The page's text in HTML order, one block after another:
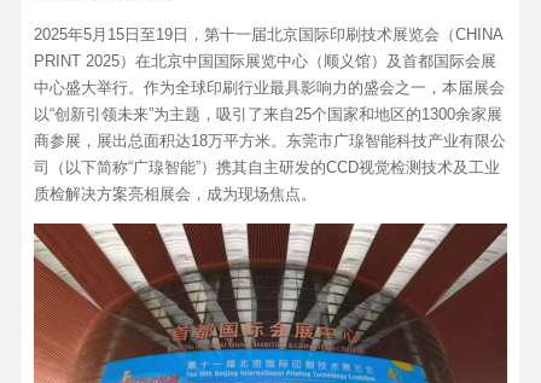
2025年5月15日至19日，第十一届北京国际印刷技术展览会（CHINA
PRINT 2025）在北京中国国际展览中心（顺义馆）及首都国际会展
中心盛大举行。作为全球印刷行业最具影响力的盛会之一，本届展会
以“创新引领未来”为主题，吸引了来自25个国家和地区的1300余家展
商参展，展出总面积达18万平方米。东莞市广瑔智能科技产业有限公
司（以下简称“广瑔智能”）携其自主研发的CCD视觉检测技术及工业
质检解决方案亮相展会，成为现场焦点。